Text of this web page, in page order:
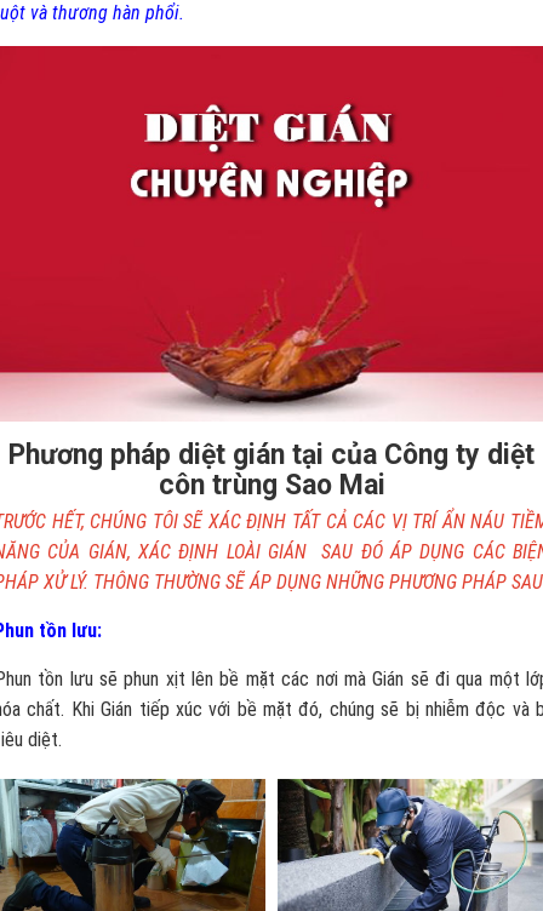
và thương hàn phổi.
Phương pháp diệt gián tại của Công ty diệt
côn trùng Sao Mai
HẾT, CHÚNG TÔI SẼ XÁC ĐỊNH TẤT CẢ CÁC VỊ TRÍ ẨN NÁU
CỦA GIÁN, XÁC ĐỊNH LOÀI GIÁN SAU ĐÓ ÁP DỤNG CÁC
XỬ LÝ. THÔNG THƯỜNG SẼ ÁP DỤNG NHỮNG PHƯƠNG PHÁP
tồn lưu:
tồn lưu sẽ phun xịt lên bề mặt các nơi mà Gián sẽ đi qua một
chất. Khi Gián tiếp xúc với bề mặt đó, chúng sẽ bị nhiễm độc và
diệt.